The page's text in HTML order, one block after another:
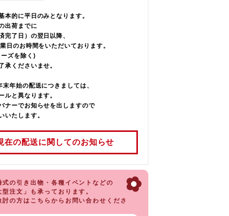
ルと異なります。
ージにお知らせを出しますので
いたします。
ちら
送金額が加算されます。
翌々日になる地域
条件がある地域
によっては、
がある場合（14時以降のみ可能など）があり
本的に平日のみとなります。
出荷までに
完了日）の翌日以降、
日のお時間をいただいております。
ズを除く)
承くださいませ。
年始の配送につきましては、
ルと異なります。
ナーでお知らせを出しますので
いたします。
在の配送に関してのお知らせ
式の引き出物・各種イベントなどの
型注文」も承っております。
討の方はこちらからお問い合わせくださ